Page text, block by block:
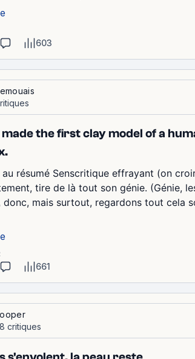
603
the first clay model of a
au résumé Senscritique effrayant (on
tire de là tout son génie. (Génie,
donc, mais surtout, regardons tout cela
661
critiques